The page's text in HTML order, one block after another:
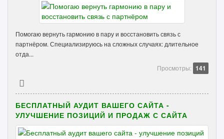
Помогаю вернуть гармонию в пару и восстановить связь с
партнёром. Специализируюсь на сложных случаях: длительное
отда...
Просмотры: 141
БЕСПЛАТНЫЙ АУДИТ ВАШЕГО САЙТА -
УЛУЧШЕНИЕ ПОЗИЦИЙ И ПРОДАЖ С САЙТА